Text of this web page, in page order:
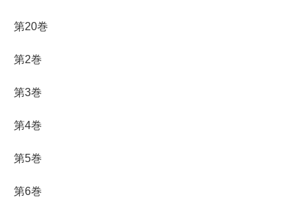
第20巻
第2巻
第3巻
第4巻
第5巻
第6巻